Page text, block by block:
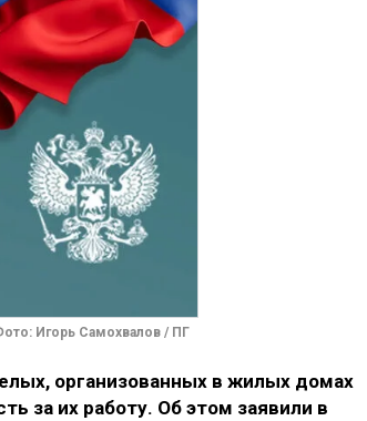
Игорь Самохвалов / ПГ
организованных в жилых домах
за их работу. Об этом заявили в